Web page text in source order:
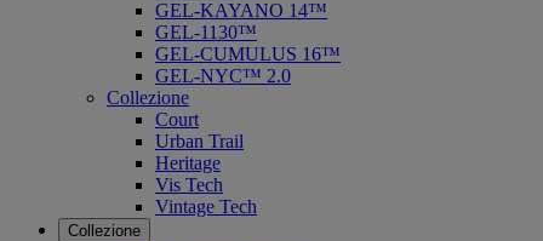
GEL-KAYANO 14™
GEL-1130™
GEL-CUMULUS 16™
GEL-NYC™ 2.0
Collezione
Court
Urban Trail
Heritage
Vis Tech
Vintage Tech
Collezione